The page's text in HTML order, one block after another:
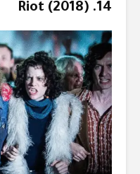
14. Riot (2018)